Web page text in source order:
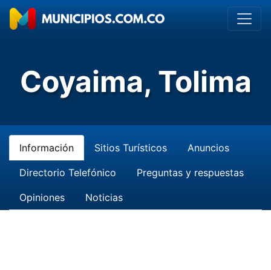
Coyaima, Tolima
Información Sitios Turísticos Anuncios
Directorio Telefónico Preguntas y respuestas
Opiniones Noticias